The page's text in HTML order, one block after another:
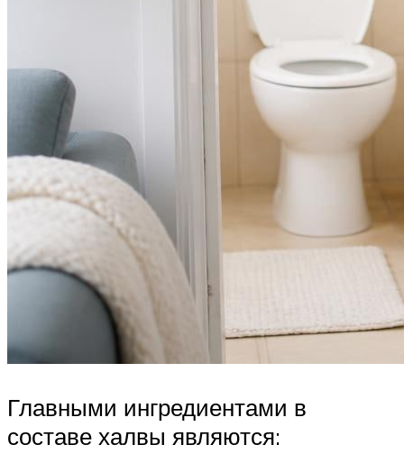
Главными ингредиентами в
составе халвы являются: